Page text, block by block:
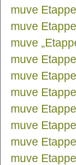
muve
muve
muve
muve
muve
muve
muve
muve
muve
muve